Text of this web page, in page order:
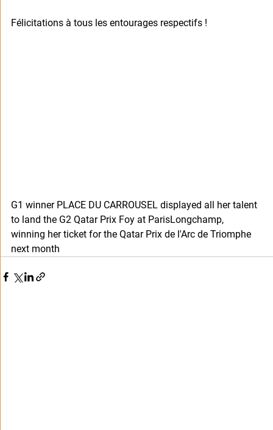
Félicitations à tous les entourages respectifs !
G1 winner PLACE DU CARROUSEL displayed all her talent
to land the G2 Qatar Prix Foy at ParisLongchamp,
winning her ticket for the Qatar Prix de l'Arc de Triomphe
next month